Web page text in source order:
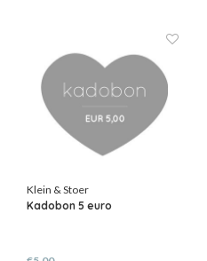
Klein & Stoer
Kadobon 5 euro